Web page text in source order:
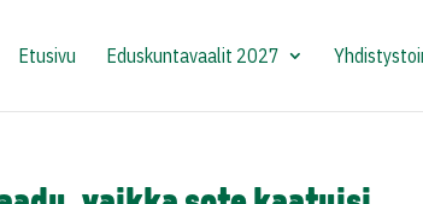
Etusivu Eduskuntavaalit 2027